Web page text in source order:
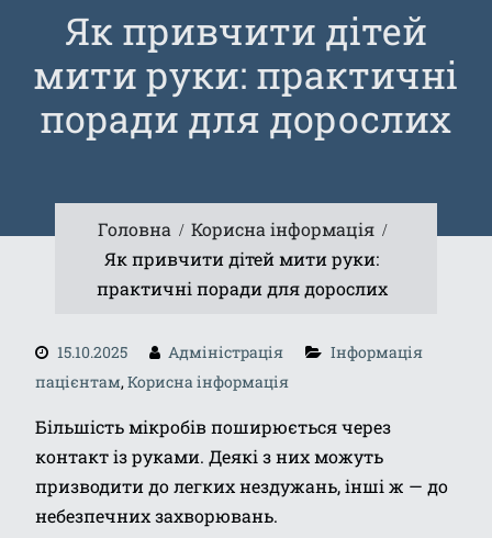
Як привчити дітей
мити руки: практичні
поради для дорослих
Головна
Корисна інформація
Як привчити дітей мити руки:
практичні поради для дорослих
15.10.2025 Адміністрація
Інформація
пацієнтам,Корисна інформація
Більшість мікробів поширюється через
контакт із руками. Деякі з них можуть
призводити до легких нездужань, інші ж — до
небезпечних захворювань.